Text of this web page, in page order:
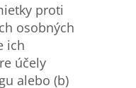
proti
osobných
ich
účely
alebo (b)